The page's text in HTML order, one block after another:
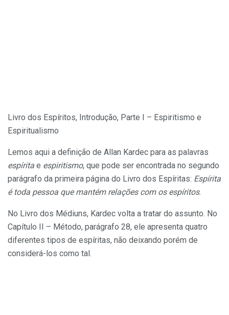
Livro dos Espíritos, Introdução, Parte I – Espiritismo e
Espiritualismo
Lemos aqui a definição de Allan Kardec para as palavras
espírita e espiritismo, que pode ser encontrada no segundo
parágrafo da primeira página do Livro dos Espíritas: Espírita
é toda pessoa que mantém relações com os espíritos.
No Livro dos Médiuns, Kardec volta a tratar do assunto. No
Capítulo II – Método, parágrafo 28, ele apresenta quatro
diferentes tipos de espíritas, não deixando porém de
considerá-los como tal.